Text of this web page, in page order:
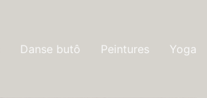
Danse butô Peintures Yoga